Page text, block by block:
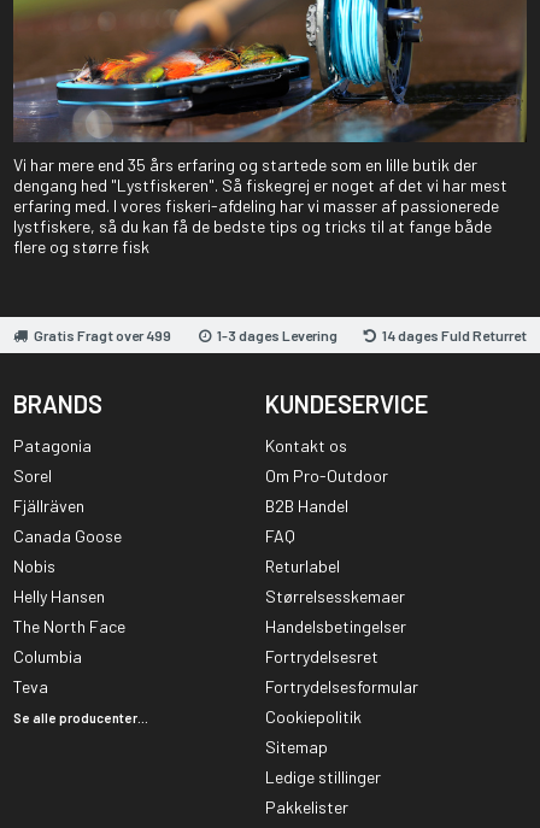
Vi har mere end 35 års erfaring og startede som en lille butik der
dengang hed "Lystfiskeren". Så fiskegrej er noget af det vi har mest
erfaring med. I vores fiskeri-afdeling har vi masser af passionerede
lystfiskere, så du kan få de bedste tips og tricks til at fange både
flere og større fisk
Gratis Fragt over 499 1-3 dages Levering 14 dages Fuld Returret
BRANDS
Patagonia
Sorel
Fjällräven
Canada Goose
Nobis
Helly Hansen
The North Face
Columbia
Teva
Se alle producenter...
KUNDESERVICE
Kontakt os
Om Pro-Outdoor
B2B Handel
FAQ
Returlabel
Størrelsesskemaer
Handelsbetingelser
Fortrydelsesret
Fortrydelsesformular
Cookiepolitik
Sitemap
Ledige stillinger
Pakkelister